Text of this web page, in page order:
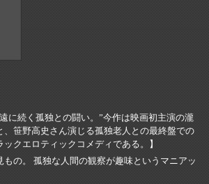
遠に続く孤独との闘い。”今作は映画初主演の瀧
、笹野高史さん演じる孤独老人との最終盤での
クエロティックコメディである。】
もの。 孤独な人間の観察が趣味というマニアッ